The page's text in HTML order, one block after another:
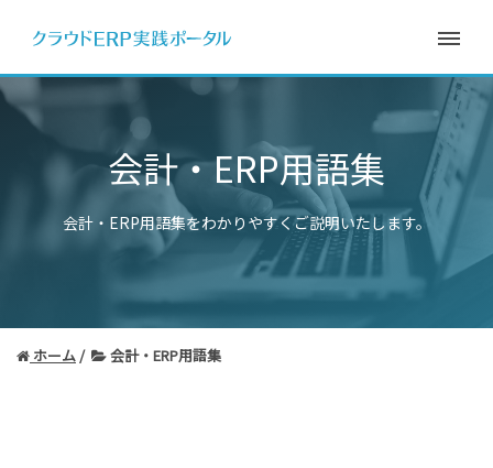
会計・ERP用語集
会計・ERP用語集をわかりやすくご説明いたします。
ホーム 会計・ERP用語集